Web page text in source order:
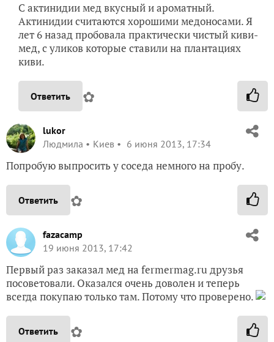
С актинидии мед вкусный и ароматный.
Актинидии считаются хорошими медоносами. Я
лет 6 назад пробовала практически чистый киви-
мед, с уликов которые ставили на плантациях
киви.
Ответить ✿
lukor
Людмила
Киев 6 июня 2013, 17:34
Попробую выпросить у соседа немного на пробу.
Ответить ✿
fazacamp
19 июня 2013, 17:42
Первый раз заказал мед на fermermag.ru друзья
посоветовали. Оказался очень доволен и теперь
всегда покупаю только там. Потому что проверено.
Ответить ✿